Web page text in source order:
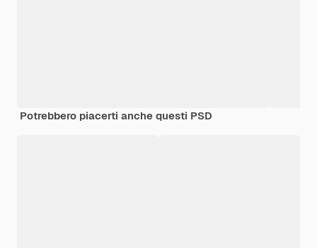
Potrebbero piacerti anche questi PSD